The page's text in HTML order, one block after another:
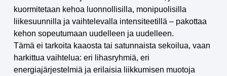
kuormitetaan kehoa luonnollisilla, monipuolisilla
liikesuunnilla ja vaihtelevalla intensiteetillä – pakottaa
kehon sopeutumaan uudelleen ja uudelleen.
Tämä ei tarkoita kaaosta tai satunnaista sekoilua, vaan
harkittua vaihtelua: eri lihasryhmiä, eri
energiajärjestelmiä ja erilaisia liikkumisen muotoja